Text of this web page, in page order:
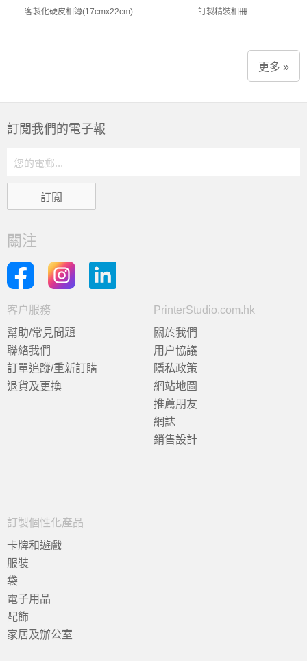
客製化硬皮相簿(17cmx22cm) 訂製精裝相冊
更多 »
訂閲我們的電子報
關注
客户服務
幫助/常見問題
聯絡我們
訂單追蹤/重新訂購
退貨及更換
PrinterStudio.com.hk
關於我們
用户協議
隱私政策
網站地圖
推薦朋友
網誌
銷售設計
訂製個性化產品
卡牌和遊戲
服裝
袋
電子用品
配飾
家居及辦公室